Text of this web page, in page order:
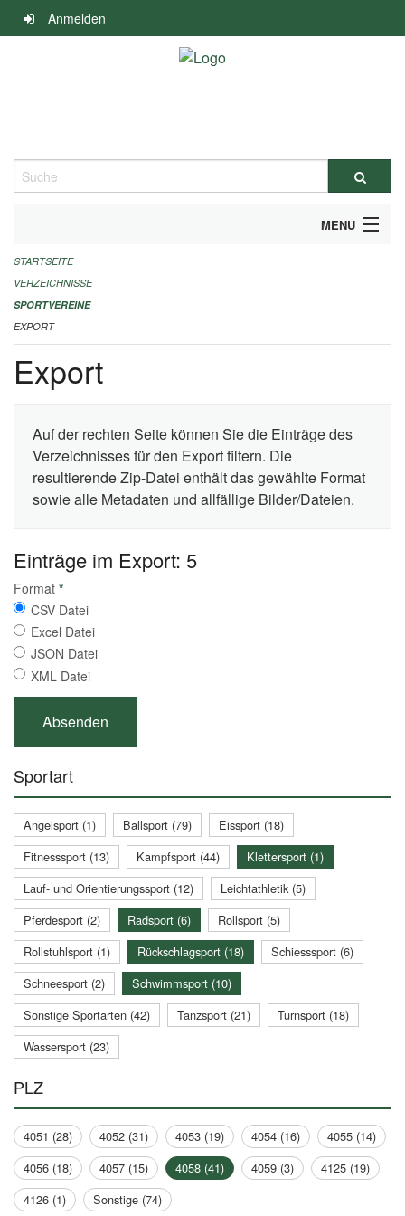
Navigation
überspringen
Anmelden
Suche
MENU
ALLGEMEINE INFORMATIONEN
FINANZIELLE UNTERSTÜTZUNG BENÖTIGT?
KONTAKT
STARTSEITE
VERZEICHNISSE
SPORTVEREINE
EXPORT
Export
Auf der rechten Seite können Sie die Einträge des
Verzeichnisses für den Export filtern. Die
resultierende Zip-Datei enthält das gewählte Format
sowie alle Metadaten und allfällige Bilder/Dateien.
Einträge im Export: 5
Format *
CSV Datei
Excel Datei
JSON Datei
XML Datei
Sportart
Angelsport (1) Ballsport (79)
Eissport (18)
Fitnesssport (13)
Kampfsport (44)
Klettersport (1)
Lauf- und Orientierungssport (12)
Leichtathletik (5)
Pferdesport (2)
Radsport (6)
Rollsport (5)
Rollstuhlsport (1)
Rückschlagsport (18)
Schiesssport (6)
Schneesport (2)
Schwimmsport (10)
Sonstige Sportarten (42)
Tanzsport (21)
Turnsport (18)
Wassersport (23)
PLZ
4051 (28) 4052 (31) 4053 (19) 4054 (16)
4055 (14)
4056 (18)
4057 (15) 4058 (41) 4059 (3)
4125 (19)
4126 (1)
Sonstige (74)